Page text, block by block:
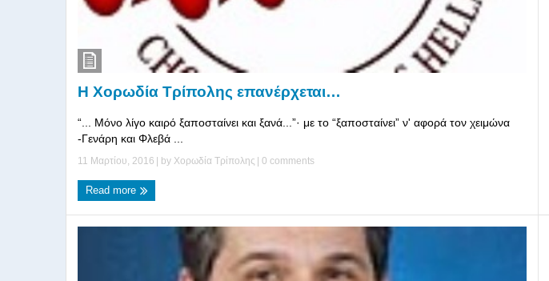
Η Χορωδία Τρίπολης επανέρχεται…
“... Μόνο λίγο καιρό ξαποσταίνει και ξανά...”· με το “ξαποσταίνει” ν' αφορά τον χειμώνα
-Γενάρη και Φλεβά ...
11 Μαρτίου, 2016 | by Χορωδία Τρίπολης | 0 comments
Read more